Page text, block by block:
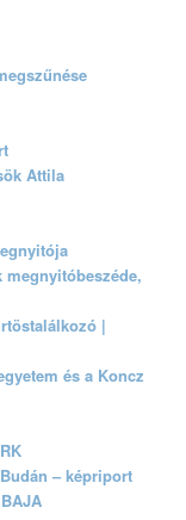
Attila
|
és a Koncz
– képriport